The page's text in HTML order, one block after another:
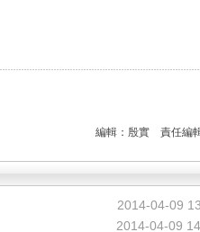
編輯：殷實 責任編
2014-04-09
2014-04-09